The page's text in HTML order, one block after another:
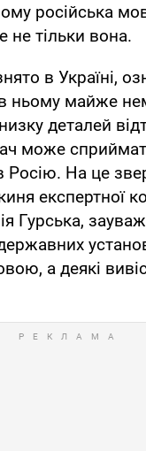
російська
не тільки вона.
в Україні,
в ньому майже
деталей
може
Росію. На це
експертної
Гурська,
а деякі